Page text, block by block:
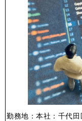
勤務地：本社：千代